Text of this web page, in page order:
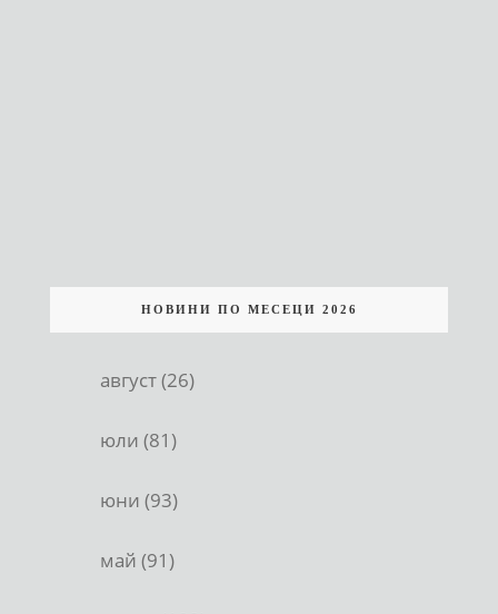
НОВИНИ ПО МЕСЕЦИ 2026
август (26)
юли (81)
юни (93)
май (91)